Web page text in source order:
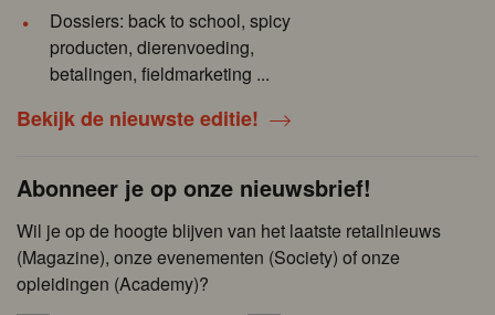
Dossiers: back to school, spicy
producten, dierenvoeding,
betalingen, fieldmarketing ...
Bekijk de nieuwste editie!
Abonneer je op onze nieuwsbrief!
Wil je op de hoogte blijven van het laatste retailnieuws
(Magazine), onze evenementen (Society) of onze
opleidingen (Academy)?